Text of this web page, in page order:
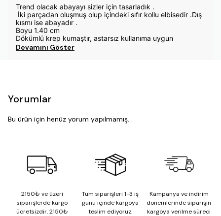
Trend olacak abayayı sizler için tasarladık .
İki parçadan oluşmuş olup içindeki sıfır kollu elbisedir .Dış
kısmı ise abayadır .
Boyu 1.40 cm
Dökümlü krep kumaştır, astarsız kullanıma uygun
Devamını Göster
Yorumlar
Bu ürün için henüz yorum yapılmamış.
2150₺ ve üzeri
siparişlerde kargo
ücretsizdir. 2150₺
Tüm siparişleri 1-3 iş
günü içinde kargoya
teslim ediyoruz.
Kampanya ve indirim
dönemlerinde siparişin
kargoya verilme süreci